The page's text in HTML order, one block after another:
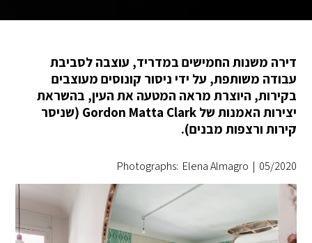
דירה משנות החמישים במדריד, עוצבה לסביבת
עבודה משותפת, על ידי ניסור קונוסים מעוצבים
בקירות, היוצרת מראה המטעה את העין, בהשראת
יצירות האמנות של Gordon Matta Clark (שניסר
קירות ורצפות מבנים).
05/2020
|
Photographs: Elena Almagro